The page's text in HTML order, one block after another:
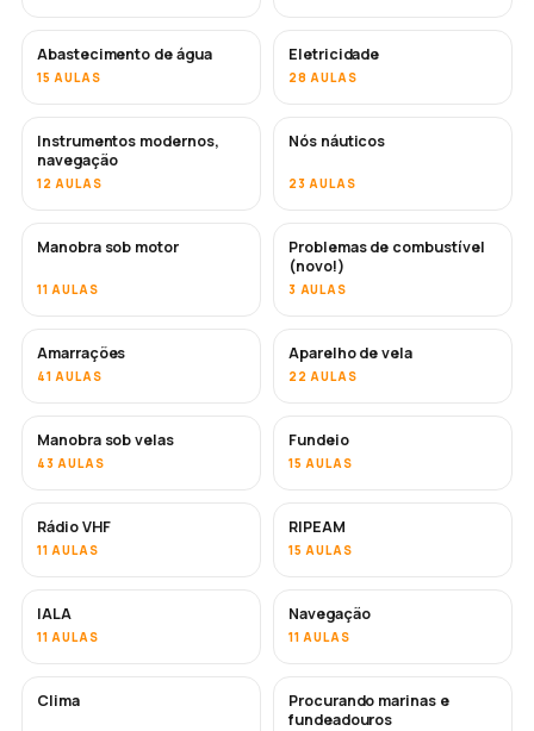
Abastecimento de água
15 AULAS
Eletricidade
28 AULAS
Instrumentos modernos,
navegação
12 AULAS
Nós náuticos
23 AULAS
Manobra sob motor
11 AULAS
Problemas de combustível
(novo!)
3 AULAS
Amarrações
41 AULAS
Aparelho de vela
22 AULAS
Manobra sob velas
43 AULAS
Fundeio
15 AULAS
Rádio VHF
11 AULAS
RIPEAM
15 AULAS
IALA
11 AULAS
Navegação
11 AULAS
Clima
Procurando marinas e
fundeadouros